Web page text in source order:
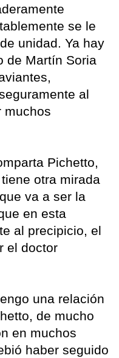
se le
unidad. Ya hay
de Martín Soria
al
muchos
Pichetto,
otra mirada
va a ser la
en esta
al precipicio, el
el doctor
una relación
de mucho
en muchos
haber seguido